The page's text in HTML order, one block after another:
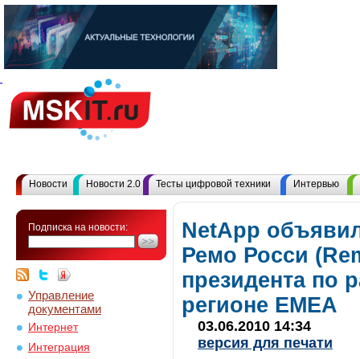
Новости Новости 2.0 Тесты цифровой техники Интервью
Подписка на новости:
Управление
документами
Интернет
Интеграция
NetApp
Ремо Росси
президента по
регионе EMEA
03.06.2010 14:34
версия для печати